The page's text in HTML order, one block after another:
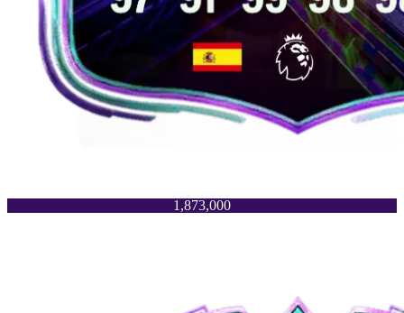
1,873,000